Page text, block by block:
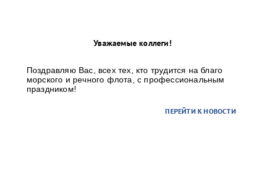
Уважаемые коллеги!
Поздравляю Вас, всех тех, кто трудится на благо
морского и речного флота, с профессиональным
праздником!
ПЕРЕЙТИ К НОВОСТИ